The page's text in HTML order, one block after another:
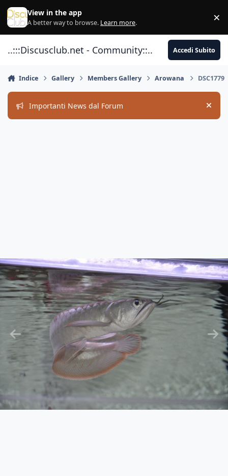
Vai al contenuto
View in the app
A better way to browse. Learn more. ×
..:::Discusclub.net - Community::.. Accedi Subito
Indice Gallery Members Gallery Arowana DSC1779
Importanti News dal Forum Hide